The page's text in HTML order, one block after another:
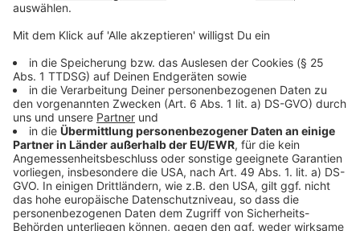
Blöd nur, wenn die Programmierung mal wieder spinnt...
Anzeige